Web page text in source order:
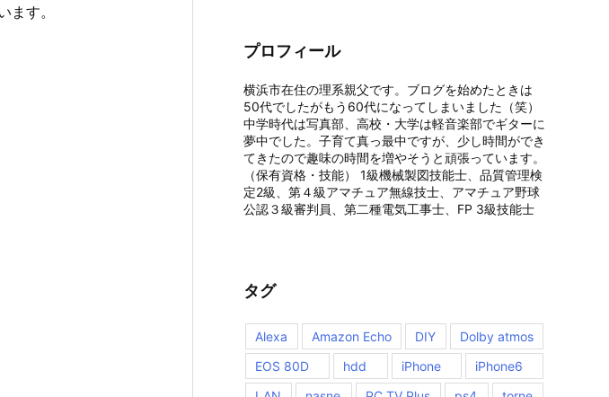
す。
プロフィール
横浜市在住の理系親父です。ブログを始めたときは
50代でしたがもう60代になってしまいました（笑）
中学時代は写真部、高校・大学は軽音楽部でギターに
夢中でした。子育て真っ最中ですが、少し時間ができ
てきたので趣味の時間を増やそうと頑張っています。
（保有資格・技能） 1級機械製図技能士、品質管理検
定2級、第４級アマチュア無線技士、アマチュア野球
公認３級審判員、第二種電気工事士、FP 3級技能士
タグ
Alexa Amazon Echo DIY
Dolby atmos
EOS 80D
hdd iPhone
iPhone6